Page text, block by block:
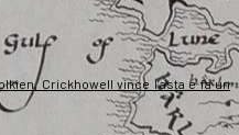
Crickhowell vince l’asta e fa un